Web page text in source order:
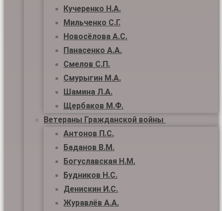
Кучеренко Н.А.
Мильченко С.Г.
Новосёлова А.С.
Панасенко А.А.
Смелов С.П.
Смурыгин М.А.
Шамина Л.А.
Щербаков М.Ф.
Ветераны Гражданской войны
Антонов П.С.
Баданов В.М.
Богуславская Н.М.
Будников Н.С.
Денискин И.С.
Журавлёв А.А.